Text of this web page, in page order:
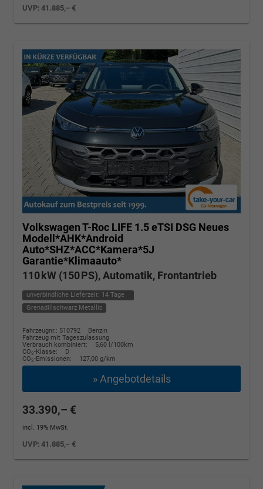
UVP:41.885,– €
Volkswagen T-Roc LIFE 1.5 eTSI DSG Neues
Modell*AHK*Android
Auto*SHZ*ACC*Kamera*5J
Garantie*Klimaauto*
110 kW (150 PS), Automatik, Frontantrieb
unverbindliche Lieferzeit: 14 Tage
Grenadillschwarz Metallic
Fahrzeugnr.: 510792
Benzin
Fahrzeug mit Tageszulassung
Verbrauch kombiniert:
5,60 l/100km
CO2-Klasse:
D
CO2-Emissionen: 127,00 g/km
» Angebotdetails
33.390,– €
incl. 19% MwSt.
UVP:41.885,– €